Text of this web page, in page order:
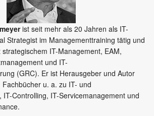
ist seit mehr als 20 Jahren als IT-
Strategist im Managementtraining tätig und
IT-Management, EAM,
und IT-
(GRC). Er ist Herausgeber und Autor
u. a. zu IT- und
IT-Controlling, IT-Servicemanagement und